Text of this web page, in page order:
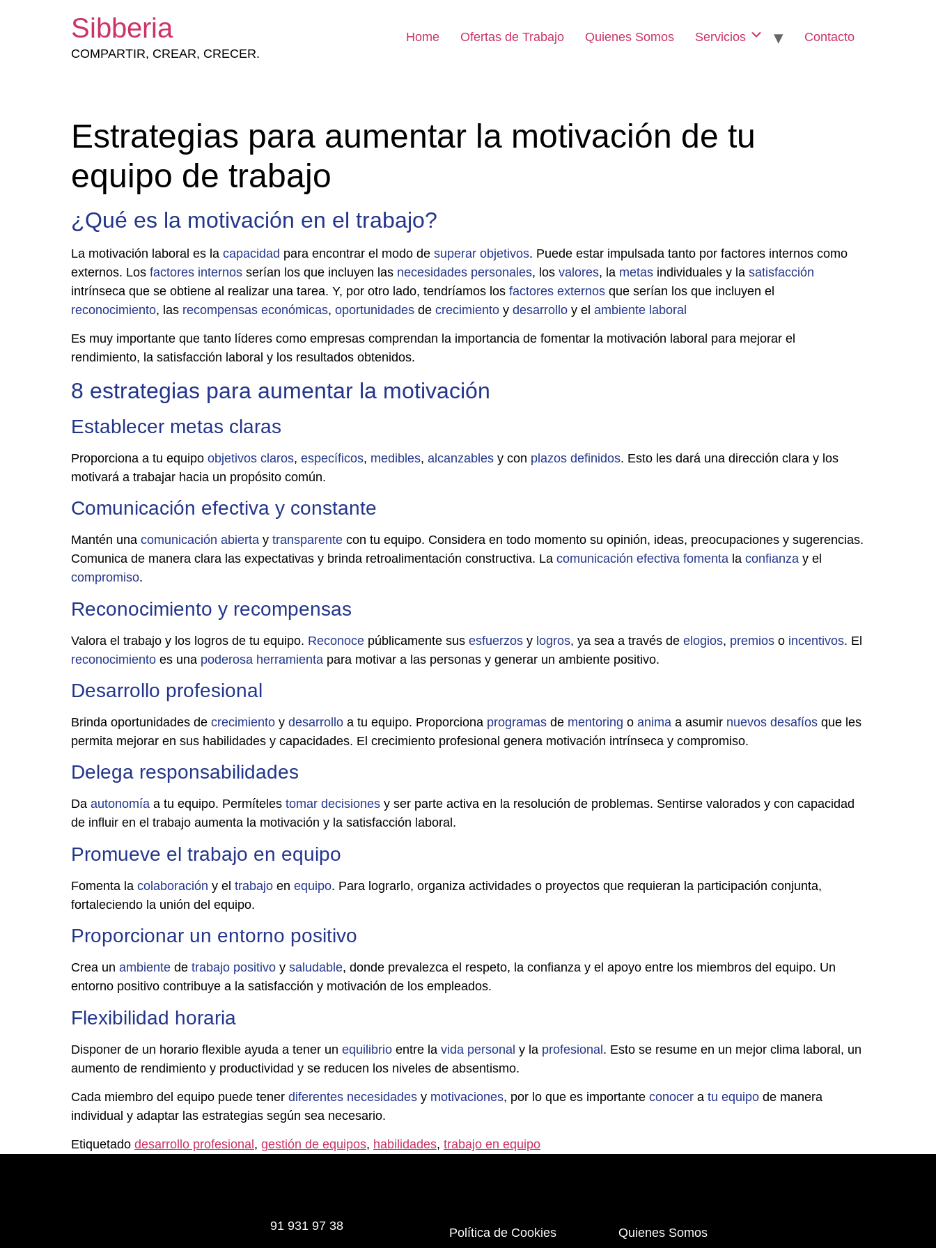
Sibberia
COMPARTIR, CREAR, CRECER.
Home Ofertas de Trabajo Quienes Somos Servicios Contacto
Estrategias para aumentar la motivación de tu
equipo de trabajo
¿Qué es la motivación en el trabajo?
La motivación laboral es la capacidad para encontrar el modo de superar objetivos. Puede estar impulsada tanto por factores internos como
externos. Los factores internos serían los que incluyen las necesidades personales, los valores, la metas individuales y la satisfacción
intrínseca que se obtiene al realizar una tarea. Y, por otro lado, tendríamos los factores externos que serían los que incluyen el
reconocimiento, las recompensas económicas, oportunidades de crecimiento y desarrollo y el ambiente laboral
Es muy importante que tanto líderes como empresas comprendan la importancia de fomentar la motivación laboral para mejorar el
rendimiento, la satisfacción laboral y los resultados obtenidos.
8 estrategias para aumentar la motivación
Establecer metas claras
Proporciona a tu equipo objetivos claros, específicos, medibles, alcanzables y con plazos definidos. Esto les dará una dirección clara y los
motivará a trabajar hacia un propósito común.
Comunicación efectiva y constante
Mantén una comunicación abierta y transparente con tu equipo. Considera en todo momento su opinión, ideas, preocupaciones y sugerencias.
Comunica de manera clara las expectativas y brinda retroalimentación constructiva. La comunicación efectiva fomenta la confianza y el
compromiso.
Reconocimiento y recompensas
Valora el trabajo y los logros de tu equipo. Reconoce públicamente sus esfuerzos y logros, ya sea a través de elogios, premios o incentivos. El
reconocimiento es una poderosa herramienta para motivar a las personas y generar un ambiente positivo.
Desarrollo profesional
Brinda oportunidades de crecimiento y desarrollo a tu equipo. Proporciona programas de mentoring o anima a asumir nuevos desafíos que les
permita mejorar en sus habilidades y capacidades. El crecimiento profesional genera motivación intrínseca y compromiso.
Delega responsabilidades
Da autonomía a tu equipo. Permíteles tomar decisiones y ser parte activa en la resolución de problemas. Sentirse valorados y con capacidad
de influir en el trabajo aumenta la motivación y la satisfacción laboral.
Promueve el trabajo en equipo
Fomenta la colaboración y el trabajo en equipo. Para lograrlo, organiza actividades o proyectos que requieran la participación conjunta,
fortaleciendo la unión del equipo.
Proporcionar un entorno positivo
Crea un ambiente de trabajo positivo y saludable, donde prevalezca el respeto, la confianza y el apoyo entre los miembros del equipo. Un
entorno positivo contribuye a la satisfacción y motivación de los empleados.
Flexibilidad horaria
Disponer de un horario flexible ayuda a tener un equilibrio entre la vida personal y la profesional. Esto se resume en un mejor clima laboral, un
aumento de rendimiento y productividad y se reducen los niveles de absentismo.
Cada miembro del equipo puede tener diferentes necesidades y motivaciones, por lo que es importante conocer a tu equipo de manera
individual y adaptar las estrategias según sea necesario.
Etiquetado desarrollo profesional , gestión de equipos, habilidades, trabajo en equipo
91 931 97 38 Política de Cookies Quienes Somos